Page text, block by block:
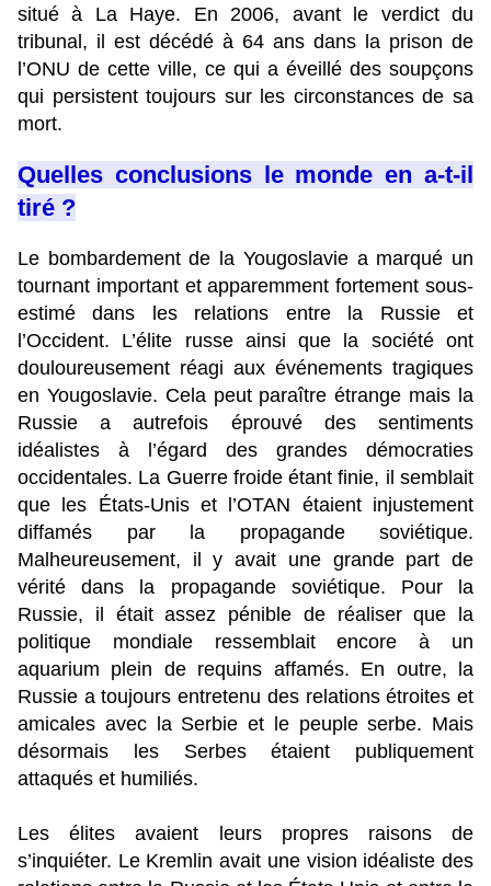
situé à La Haye. En 2006, avant le verdict du
tribunal, il est décédé à 64 ans dans la prison de
l’ONU de cette ville, ce qui a éveillé des soupçons
qui persistent toujours sur les circonstances de sa
mort.
Quelles conclusions le monde en a-t-il
tiré ?
Le bombardement de la Yougoslavie a marqué un
tournant important et apparemment fortement sous-
estimé dans les relations entre la Russie et
l’Occident. L’élite russe ainsi que la société ont
douloureusement réagi aux événements tragiques
en Yougoslavie. Cela peut paraître étrange mais la
Russie a autrefois éprouvé des sentiments
idéalistes à l’égard des grandes démocraties
occidentales. La Guerre froide étant finie, il semblait
que les États-Unis et l’OTAN étaient injustement
diffamés par la propagande soviétique.
Malheureusement, il y avait une grande part de
vérité dans la propagande soviétique. Pour la
Russie, il était assez pénible de réaliser que la
politique mondiale ressemblait encore à un
aquarium plein de requins affamés. En outre, la
Russie a toujours entretenu des relations étroites et
amicales avec la Serbie et le peuple serbe. Mais
désormais les Serbes étaient publiquement
attaqués et humiliés.
Les élites avaient leurs propres raisons de
s’inquiéter. Le Kremlin avait une vision idéaliste des